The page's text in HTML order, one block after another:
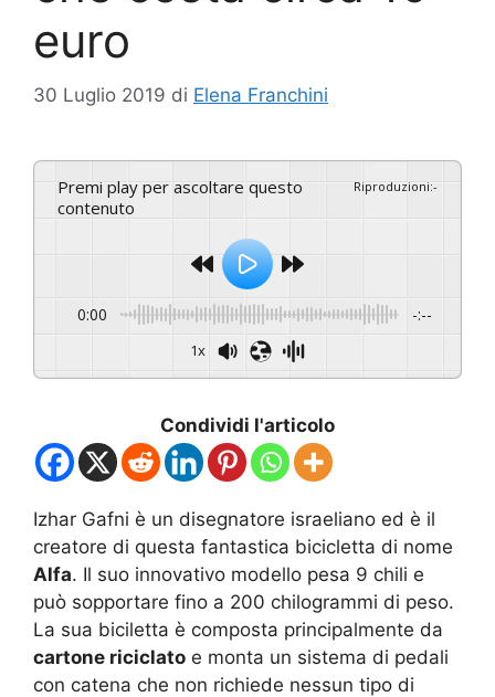
euro
30 Luglio 2019 di Elena Franchini
Premi play per ascoltare questo
contenuto
Riproduzioni:-
0:00 -:--
1x
Condividi l'articolo
Izhar Gafni è un disegnatore israeliano ed è il
creatore di questa fantastica bicicletta di nome
Alfa. Il suo innovativo modello pesa 9 chili e
può sopportare fino a 200 chilogrammi di peso.
La sua biciletta è composta principalmente da
cartone riciclato e monta un sistema di pedali
con catena che non richiede nessun tipo di